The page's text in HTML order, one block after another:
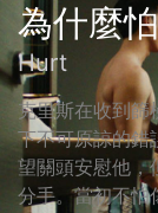
為什麼
Hurt
克里斯在收到篩
下不可原諒的錯
望關頭安慰他，
分手。當初不怕